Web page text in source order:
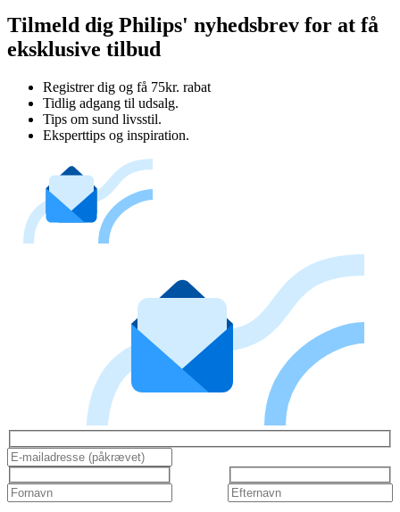
Tilmeld dig Philips' nyhedsbrev for at få
eksklusive tilbud
Registrer dig og få 75kr. rabat
Tidlig adgang til udsalg.
Tips om sund livsstil.
Eksperttips og inspiration.